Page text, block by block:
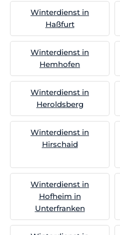
Winterdienst in
Haßfurt
Winterdienst in
Hemhofen
Winterdienst in
Heroldsberg
Winterdienst in
Hirschaid
Winterdienst in
Hofheim in
Unterfranken